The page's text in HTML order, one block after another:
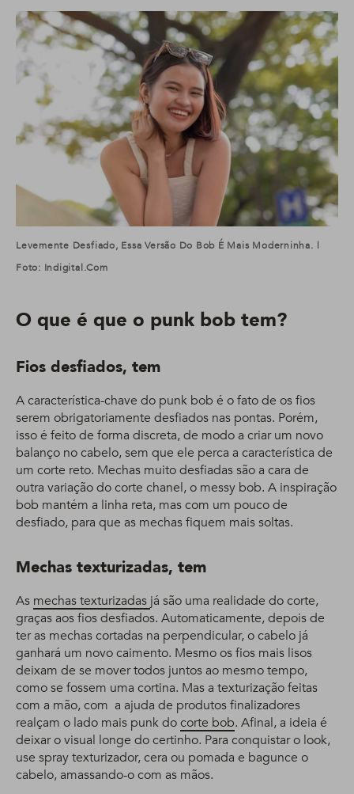
Levemente Desfiado, Essa Versão Do Bob É Mais Moderninha. |
Foto: Indigital.com
O que é que o punk bob tem?
Fios desfiados, tem
A característica-chave do punk bob é o fato de os fios
serem obrigatoriamente desfiados nas pontas. Porém,
isso é feito de forma discreta, de modo a criar um novo
balanço no cabelo, sem que ele perca a característica de
um corte reto. Mechas muito desfiadas são a cara de
outra variação do corte chanel, o messy bob. A inspiração
bob mantém a linha reta, mas com um pouco de
desfiado, para que as mechas fiquem mais soltas.
Mechas texturizadas, tem
As mechas texturizadas já são uma realidade do corte,
graças aos fios desfiados. Automaticamente, depois de
ter as mechas cortadas na perpendicular, o cabelo já
ganhará um novo caimento. Mesmo os fios mais lisos
deixam de se mover todos juntos ao mesmo tempo,
como se fossem uma cortina. Mas a texturização feitas
com a mão, com a ajuda de produtos finalizadores
realçam o lado mais punk docorte bob. Afinal, a ideia é
deixar o visual longe do certinho. Para conquistar o look,
use spray texturizador, cera ou pomada e bagunce o
cabelo, amassando-o com as mãos.